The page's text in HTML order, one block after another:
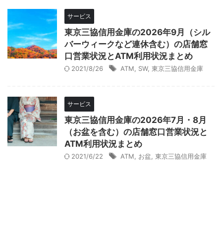
サービス
東京三協信用金庫の2026年9月（シル
バーウィークなど連休含む）の店舗窓
口営業状況とATM利用状況まとめ
2021/8/26 ATM SW, 東京三協信用金庫
サービス
東京三協信用金庫の2026年7月・8月
（お盆を含む）の店舗窓口営業状況と
ATM利用状況まとめ
2021/6/22 ATM お盆 東京三協信用金庫